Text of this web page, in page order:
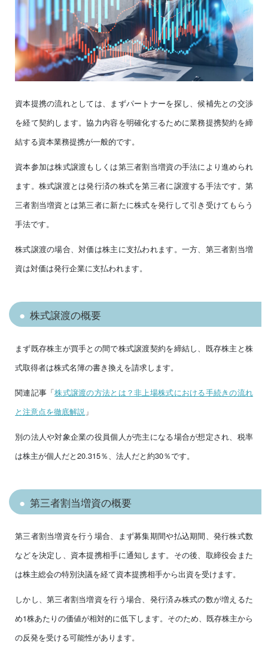
資本提携の流れとしては、まずパートナーを探し、候補先との交渉
を経て契約します。協力内容を明確化するために業務提携契約を締
結する資本業務提携が一般的です。
資本参加は株式譲渡もしくは第三者割当増資の手法により進められ
ます。株式譲渡とは発行済の株式を第三者に譲渡する手法です。第
三者割当増資とは第三者に新たに株式を発行して引き受けてもらう
手法です。
株式譲渡の場合、対価は株主に支払われます。一方、第三者割当増
資は対価は発行企業に支払われます。
株式譲渡の概要
まず既存株主が買手との間で株式譲渡契約を締結し、既存株主と株
式取得者は株式名簿の書き換えを請求します。
関連記事「株式譲渡の方法とは？非上場株式における手続きの流れ
と注意点を徹底解説 」
別の法人や対象企業の役員個人が売主になる場合が想定され、税率
は株主が個人だと20.315％、法人だと約30％です。
第三者割当増資の概要
第三者割当増資を行う場合、まず募集期間や払込期間、発行株式数
などを決定し、資本提携相手に通知します。その後、取締役会また
は株主総会の特別決議を経て資本提携相手から出資を受けます。
しかし、第三者割当増資を行う場合、発行済み株式の数が増えるた
め1株あたりの価値が相対的に低下します。そのため、既存株主から
の反発を受ける可能性があります。